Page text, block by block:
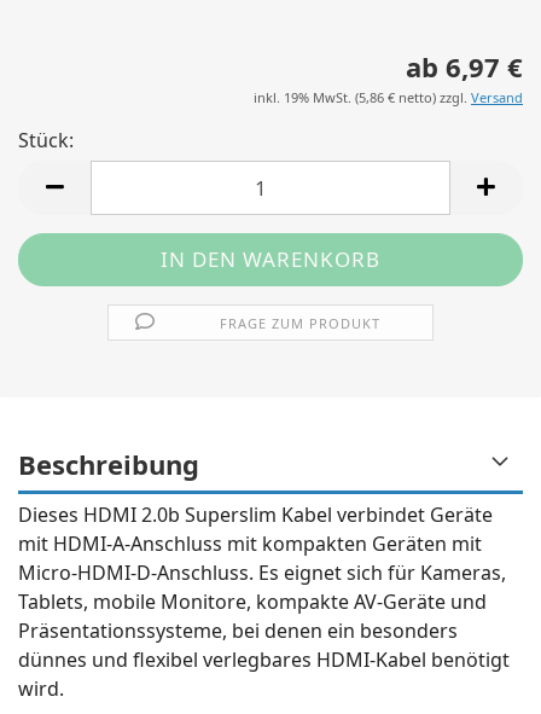
ab 6,97 €
inkl. 19% MwSt. (5,86 € netto) zzgl. Versand
Stück:
FRAGE ZUM PRODUKT
Beschreibung
Dieses HDMI 2.0b Superslim Kabel verbindet Geräte
mit HDMI-A-Anschluss mit kompakten Geräten mit
Micro-HDMI-D-Anschluss. Es eignet sich für Kameras,
Tablets, mobile Monitore, kompakte AV-Geräte und
Präsentationssysteme, bei denen ein besonders
dünnes und flexibel verlegbares HDMI-Kabel benötigt
wird.